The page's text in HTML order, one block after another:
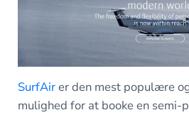
SurfAirer den mest populære
mulighed for at booke en